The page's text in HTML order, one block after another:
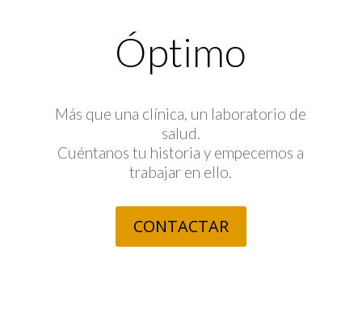
Óptimo
Más que una clínica, un laboratorio de
salud.
Cuéntanos tu historia y empecemos a
trabajar en ello.
CONTACTAR